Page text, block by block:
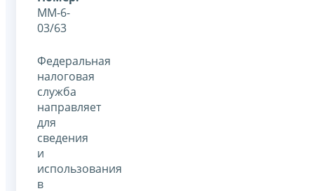
ММ-6-
03/63
Федеральная
налоговая
служба
направляет
для
сведения
и
использования
в